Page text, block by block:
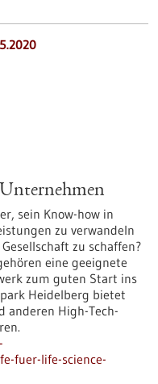
sein Know-how in
zu verwandeln
zu schaffen?
eine geeignete
zum guten Start ins
Heidelberg bietet
anderen High-Tech-
fuer-life-science-